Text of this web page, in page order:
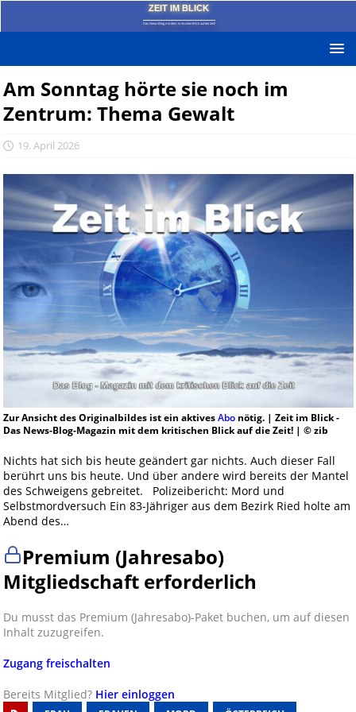
ZEIT IM BLICK
Das News-Blog mit dem kritischen Blick auf die Zeit!
Am Sonntag hörte sie noch im
Zentrum: Thema Gewalt
19. April 2026
Zur Ansicht des Originalbildes ist ein aktivesAbonötig. | Zeit im Blick -
Das News-Blog-Magazin mit dem kritischen Blick auf die Zeit! | © zib
Nichts hat sich bis heute geändert gar nichts. Auch dieser Fall
berührt uns bis heute. Und über andere wird bereits der Mantel
des Schweigens gebreitet. Polizeibericht: Mord und
Selbstmordversuch Ein 83-Jähriger aus dem Bezirk Ried holte am
Abend des…
Premium (Jahresabo)
Mitgliedschaft erforderlich
Du musst das Premium (Jahresabo)-Paket buchen, um auf diesen
Inhalt zuzugreifen.
Zugang freischalten
Bereits Mitglied? Hier einloggen